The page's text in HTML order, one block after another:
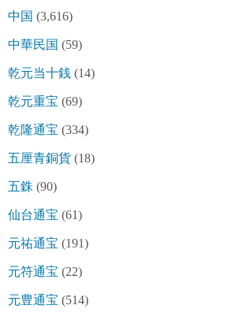
中国 (3,616)
中華民国 (59)
乾元当十銭 (14)
乾元重宝 (69)
乾隆通宝 (334)
五厘青銅貨 (18)
五銖 (90)
仙台通宝 (61)
元祐通宝 (191)
元符通宝 (22)
元豊通宝 (514)